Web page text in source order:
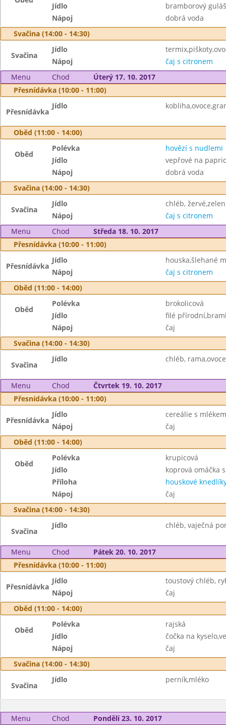
Jídlo
bramborový
Nápoj
dobrá voda
Svačina (14:00 - 14:30)
Svačina
Jídlo
Nápoj
čaj s citronem
Menu
Chod
Úterý 17. 10. 2017
Přesnídávka (10:00 - 11:00)
Přesnídávka
Jídlo
Oběd (11:00 - 14:00)
Oběd
Polévka
hovězí s nudlemi
Jídlo
vepřové na
Nápoj
dobrá voda
Svačina (14:00 - 14:30)
Svačina
Jídlo
chléb,
Nápoj
čaj s citronem
Menu
Chod
Středa 18. 10. 2017
Přesnídávka (10:00 - 11:00)
Přesnídávka
Jídlo
houska,šlehané
Nápoj
čaj s citronem
Oběd (11:00 - 14:00)
Oběd
Polévka
brokolicová
Jídlo
filé
Nápoj
čaj
Svačina (14:00 - 14:30)
Svačina
Jídlo chléb,
Menu Chod
Čtvrtek 19. 10. 2017
Přesnídávka (10:00 - 11:00)
Přesnídávka
Jídlo
cereálie s
Nápoj
čaj
Oběd (11:00 - 14:00)
Oběd
Polévka
krupicová
Jídlo
koprová omáčka
Příloha
houskové
Nápoj
čaj
Svačina (14:00 - 14:30)
Svačina
Jídlo chléb, vaječná
Menu Chod
Pátek 20. 10. 2017
Přesnídávka (10:00 - 11:00)
Přesnídávka
Jídlo
toustový chléb,
Nápoj
čaj
Oběd (11:00 - 14:00)
Oběd
Polévka
rajská
Jídlo
čočka na
Nápoj
čaj
Svačina (14:00 - 14:30)
Svačina
Jídlo perník,mléko
Menu Chod
Pondělí 23. 10. 2017